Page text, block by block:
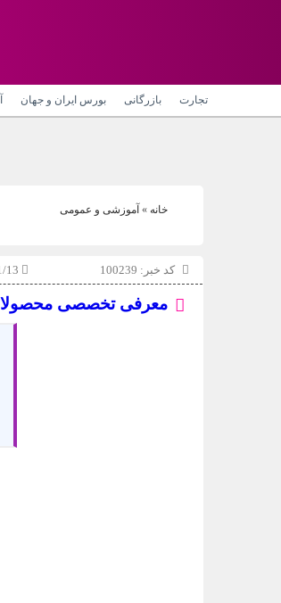
تجارت بازرگانی بورس ایران و جهان
خانه » آموزشی و عمومی
کد خبر: 100239
معرفی تخصصی محصولات